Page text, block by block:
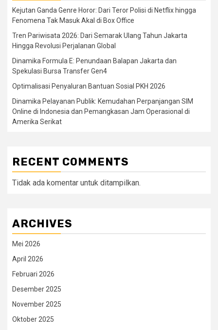
Kejutan Ganda Genre Horor: Dari Teror Polisi di Netflix hingga
Fenomena Tak Masuk Akal di Box Office
Tren Pariwisata 2026: Dari Semarak Ulang Tahun Jakarta
Hingga Revolusi Perjalanan Global
Dinamika Formula E: Penundaan Balapan Jakarta dan
Spekulasi Bursa Transfer Gen4
Optimalisasi Penyaluran Bantuan Sosial PKH 2026
Dinamika Pelayanan Publik: Kemudahan Perpanjangan SIM
Online di Indonesia dan Pemangkasan Jam Operasional di
Amerika Serikat
RECENT COMMENTS
Tidak ada komentar untuk ditampilkan.
ARCHIVES
Mei 2026
April 2026
Februari 2026
Desember 2025
November 2025
Oktober 2025